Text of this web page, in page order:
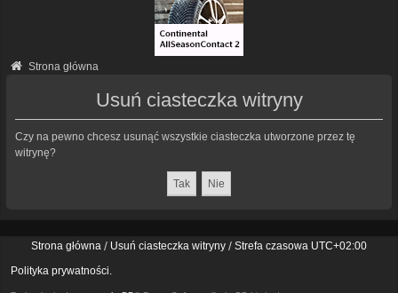
Strona główna
Usuń ciasteczka witryny
Czy na pewno chcesz usunąć wszystkie ciasteczka utworzone przez tę
witrynę?
Strona główna Usuń ciasteczka witryny Strefa czasowa UTC+02:00
Polityka prywatności.